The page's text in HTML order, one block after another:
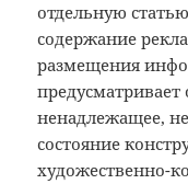
отдельную
содержание
размещения
предусматривает
ненадлежащее,
состояние
художественно-